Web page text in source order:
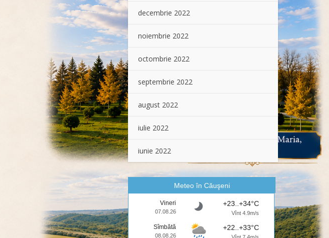
decembrie 2022
noiembrie 2022
octombrie 2022
septembrie 2022
august 2022
iulie 2022
iunie 2022
Meteo în Căuşeni
Vineri
07.08.26
+23..+34°C
Vînt 4.9m/s
Sîmbătă
08.08.26
+22..+33°C